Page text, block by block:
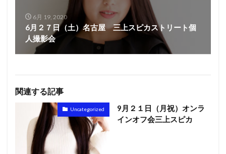
6月 19, 2020
6月２７日（土）名古屋 三上スピカストリート個
人撮影会
関連する記事
Uncategorized
9月２１日（月祝）オンラ
インオフ会三上スピカ